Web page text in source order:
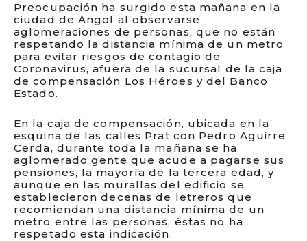
Preocupación ha surgido esta mañana en la
ciudad de Angol al observarse
aglomeraciones de personas, que no están
respetando la distancia mínima de un metro
para evitar riesgos de contagio de
Coronavirus, afuera de la sucursal de la caja
de compensación Los Héroes y del Banco
Estado.
En la caja de compensación, ubicada en la
esquina de las calles Prat con Pedro Aguirre
Cerda, durante toda la mañana se ha
aglomerado gente que acude a pagarse sus
pensiones, la mayoría de la tercera edad, y
aunque en las murallas del edificio se
establecieron decenas de letreros que
recomiendan una distancia mínima de un
metro entre las personas, éstas no ha
respetado esta indicación.